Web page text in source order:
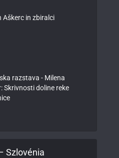
Aškerc in zbiralci
razstava - Milena
Skrivnosti doline reke
Szlovénia